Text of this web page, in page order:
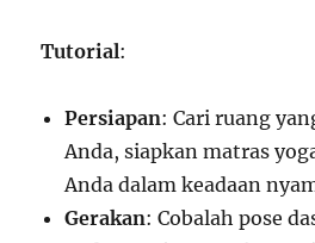
Tutorial:
Persiapan: Cari ruang
Anda, siapkan matras
Anda dalam keadaan
Gerakan: Cobalah pose